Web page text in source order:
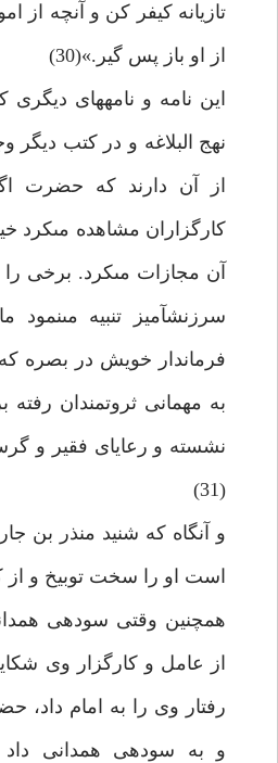
تازيانه كيفر كن و آن‏چه از
از او باز پس گير.»(30)
اين نامه و نامه‏هاى
نهج البلاغه و در كتب ديگر
از آن دارند كه حضرت
كارگزاران مشاهده مى‏كرد
آن مجازات مى‏كرد. برخى
سرزنش‏آميز تنبيه مى‏نمود
فرماندار خويش در بصره
به مهمانى ثروتمندان
نشسته و رعاياى فقير و
(31)
و آن‏گاه كه شنيد منذر بن
است او را سخت توبيخ و از
همچنين وقتى سوده‏ى
از عامل و كارگزار وى
رفتار وى را به امام داد،
و به سوده‏ى همدانى داد